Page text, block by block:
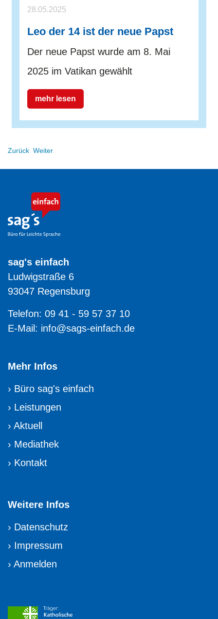
28.05.2025
Leo der 14 ist der neue Papst
Der neue Papst wurde am 8. Mai
2025 im Vatikan gewählt
mehr lesen
Zurück Weiter
sag's einfach
Ludwigstraße 6
93047 Regensburg
Telefon: 09 41 - 59 57 37 10
E-Mail: info@sags-einfach.de
Mehr Infos
› Büro sag's einfach
› Leistungen
› Aktuell
› Mediathek
› Kontakt
Weitere Infos
› Datenschutz
› Impressum
› Anmelden